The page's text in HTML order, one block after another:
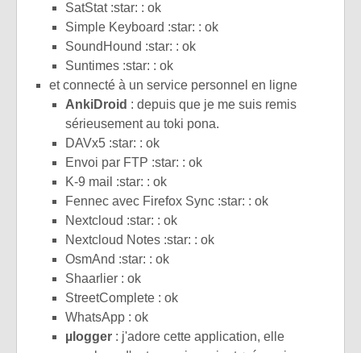
SatStat :star: : ok
Simple Keyboard :star: : ok
SoundHound :star: : ok
Suntimes :star: : ok
et connecté à un service personnel en ligne
AnkiDroid : depuis que je me suis remis
sérieusement au toki pona.
DAVx5 :star: : ok
Envoi par FTP :star: : ok
K-9 mail :star: : ok
Fennec avec Firefox Sync :star: : ok
Nextcloud :star: : ok
Nextcloud Notes :star: : ok
OsmAnd :star: : ok
Shaarlier : ok
StreetComplete : ok
WhatsApp : ok
µlogger : j'adore cette application, elle